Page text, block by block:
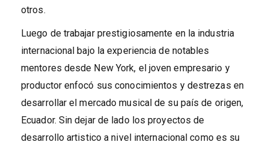
otros.
Luego de trabajar prestigiosamente en la industria
internacional bajo la experiencia de notables
mentores desde New York, el joven empresario y
productor enfocó sus conocimientos y destrezas en
desarrollar el mercado musical de su país de origen,
Ecuador. Sin dejar de lado los proyectos de
desarrollo artistico a nivel internacional como es su